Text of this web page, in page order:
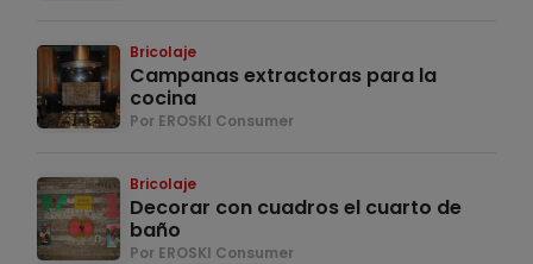
Bricolaje
Campanas extractoras para la
cocina
Por EROSKI Consumer
Bricolaje
Decorar con cuadros el cuarto de
baño
Por EROSKI Consumer